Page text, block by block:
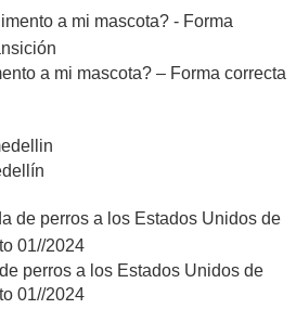
a mi mascota? – Forma correcta
perros a los Estados Unidos de
01//2024